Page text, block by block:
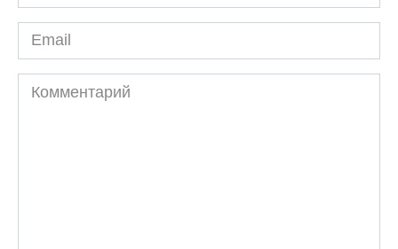
*
Email
*
Комментарий